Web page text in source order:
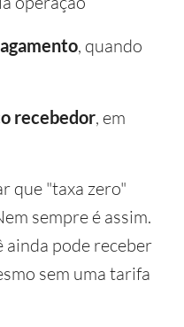
, quando
recebedor, em
que "taxa zero"
sempre é assim.
ainda pode receber
sem uma tarifa